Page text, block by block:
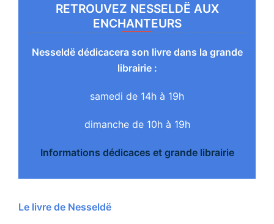
RETROUVEZ NESSELDË AUX
ENCHANTEURS
Nesseldë dédicacera son livre dans la grande
librairie :
samedi de 14h à 19h
dimanche de 10h à 19h
Informations dédicaces et grande librairie
Le livre de Nesseldë